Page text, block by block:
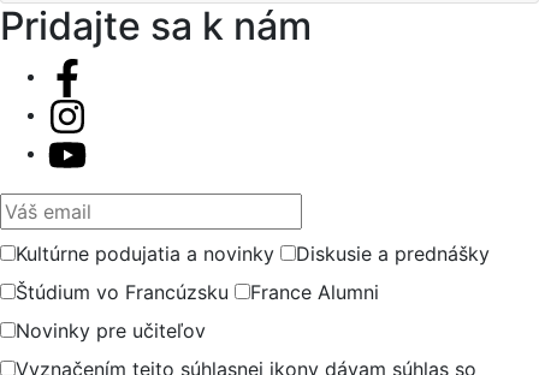
Pridajte sa k nám
Váš email
Kultúrne podujatia a novinky
Diskusie a prednášky
Štúdium vo Francúzsku
France Alumni
Novinky pre učiteľov
Vyznačením tejto súhlasnej ikony dávam súhlas so